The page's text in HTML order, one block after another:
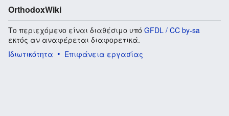
OrthodoxWiki
Το περιεχόμενο είναι διαθέσιμο υπό GFDL / CC by-sa
εκτός αν αναφέρεται διαφορετικά.
Ιδιωτικότητα
Επιφάνεια εργασίας